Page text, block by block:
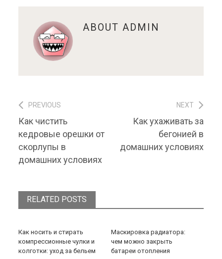
ABOUTADMIN
Навигация по записям
PREVIOUS
Previous post:
Как чистить
кедровые орешки от
скорлупы в
домашних условиях
NEXT
Next post:
Как ухаживать за
бегонией в
домашних условиях
RELATED POSTS
Как носить и стирать
компрессионные чулки и
колготки: уход за бельем
Маскировка радиатора:
чем можно закрыть
батареи отопления